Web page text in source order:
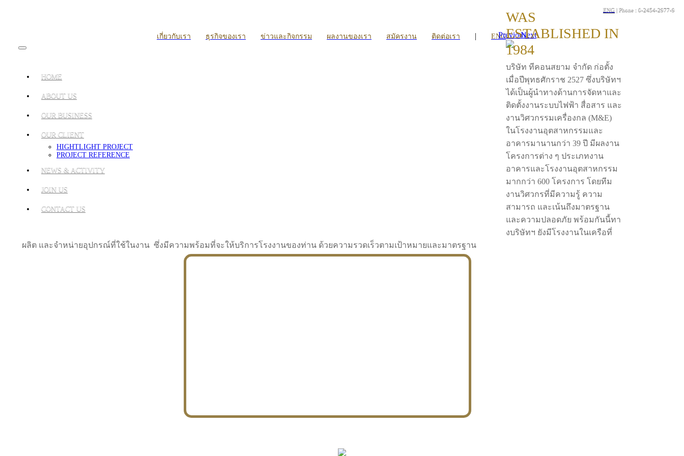
ENG | Phone : 0-2454-2977-9
เกี่ยวกับเรา ธุรกิจของเรา ข่าวและกิจกรรม ผลงานของเรา สมัครงาน ติดต่อเรา | ENG
HOME
ABOUT US
OUR BUSINESS
OUR CLIENT
HIGHTLIGHT PROJECT
PROJECT REFERENCE
NEWS & ACTIVITY
JOIN US
CONTACT US
PreviousNext
WAS
ESTABLISHED IN
1984
บริษัท ทีคอนสยาม จำกัด ก่อตั้ง
เมื่อปีพุทธศักราช 2527 ซึ่งบริษัทฯ
ได้เป็นผู้นำทางด้านการจัดหาและ
ติดตั้งงานระบบไฟฟ้า สื่อสาร และ
งานวิศวกรรมเครื่องกล (M&E)
ในโรงงานอุตสาหกรรมและ
อาคารมานานกว่า 39 ปี มีผลงาน
โครงการต่าง ๆ ประเภทงาน
อาคารและโรงงานอุตสาหกรรม
มากกว่า 600 โครงการ โดยทีม
งานวิศวกรที่มีความรู้ ความ
สามารถ และเน้นถึงมาตรฐาน
และความปลอดภัย พร้อมกันนี้ทา
งบริษัทฯ ยังมีโรงงานในเครือที่
ผลิต และจำหน่ายอุปกรณ์ที่ใช้ในงาน ซึ่งมีความพร้อมที่จะให้บริการโรงงานของท่าน ด้วยความรวดเร็วตามเป้าหมายและมาตรฐาน